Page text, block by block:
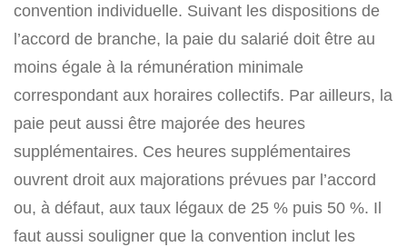
convention individuelle. Suivant les dispositions de
l’accord de branche, la paie du salarié doit être au
moins égale à la rémunération minimale
correspondant aux horaires collectifs. Par ailleurs, la
paie peut aussi être majorée des heures
supplémentaires. Ces heures supplémentaires
ouvrent droit aux majorations prévues par l’accord
ou, à défaut, aux taux légaux de 25 % puis 50 %. Il
faut aussi souligner que la convention inclut les